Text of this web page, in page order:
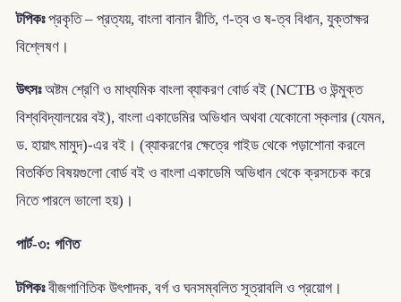
টপিকঃপ্রকৃতি – প্রত্যয়, বাংলা বানান রীতি, ণ-ত্ব ও ষ-ত্ব বিধান, যুক্তাক্ষর
বিশ্লেষণ।
উৎসঃঅষ্টম শ্রেণি ও মাধ্যমিক বাংলা ব্যাকরণ বোর্ড বই (NCTB ও উন্মুক্ত
বিশ্ববিদ্যালয়ের বই), বাংলা একাডেমির অভিধান অথবা যেকোনো স্কলার (যেমন,
ড. হায়াৎ মামুদ)-এর বই। (ব্যাকরণের ক্ষেত্রে গাইড থেকে পড়াশোনা করলে
বিতর্কিত বিষয়গুলো বোর্ড বই ও বাংলা একাডেমি অভিধান থেকে ক্রসচেক করে
নিতে পারলে ভালো হয়)।
পার্ট-৩: গণিত
টপিকঃবীজগাণিতিক উৎপাদক, বর্গ ও ঘনসম্বলিত সূত্রাবলি ও প্রয়োগ।